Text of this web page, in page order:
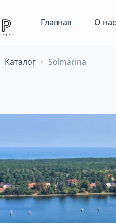
Главная О нас
Каталог Solmarina